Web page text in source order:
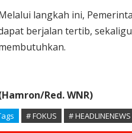
langkah ini,
berjalan tertib,
Red. WNR)
# FOKUS # HEADLINENEWS